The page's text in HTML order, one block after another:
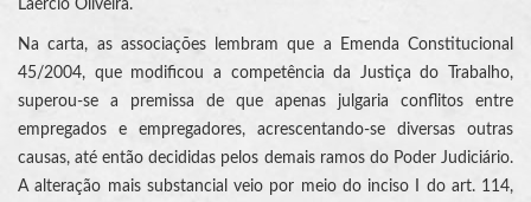
Laércio Oliveira.
Na carta, as associações lembram que a Emenda Constitucional
45/2004, que modificou a competência da Justiça do Trabalho,
superou-se a premissa de que apenas julgaria conflitos entre
empregados e empregadores, acrescentando-se diversas outras
causas, até então decididas pelos demais ramos do Poder Judiciário.
A alteração mais substancial veio por meio do inciso I do art. 114,